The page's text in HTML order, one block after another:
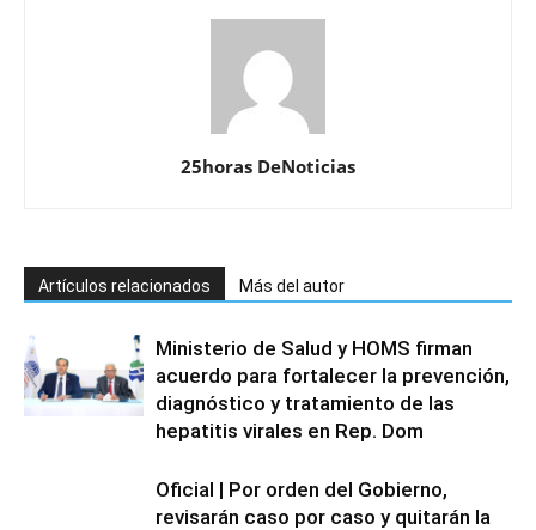
25horas DeNoticias
Artículos relacionados Más del autor
Ministerio de Salud y HOMS firman
acuerdo para fortalecer la prevención,
diagnóstico y tratamiento de las
hepatitis virales en Rep. Dom
Oficial | Por orden del Gobierno,
revisarán caso por caso y quitarán la